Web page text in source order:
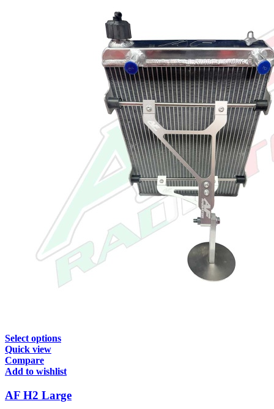
Select options
Quick view
Compare
Add to wishlist
AF H2 Large